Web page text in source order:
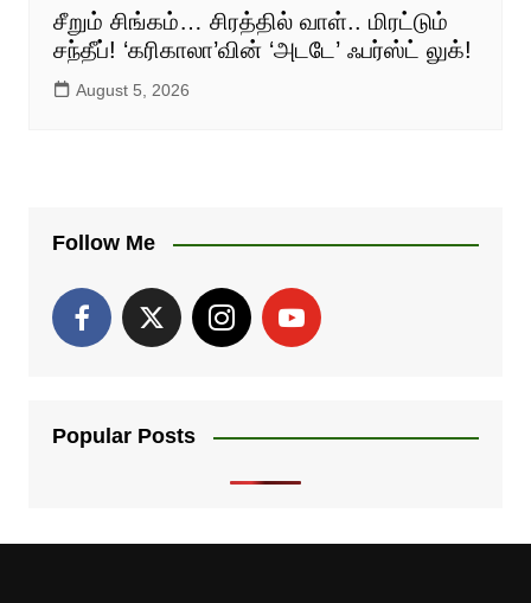
சீறும் சிங்கம்… சிரத்தில் வாள்.. மிரட்டும்
சந்தீப்! ‘கரிகாலா’வின் ‘அடடே’ ஃபர்ஸ்ட் லுக்!
August 5, 2026
Follow Me
Popular Posts